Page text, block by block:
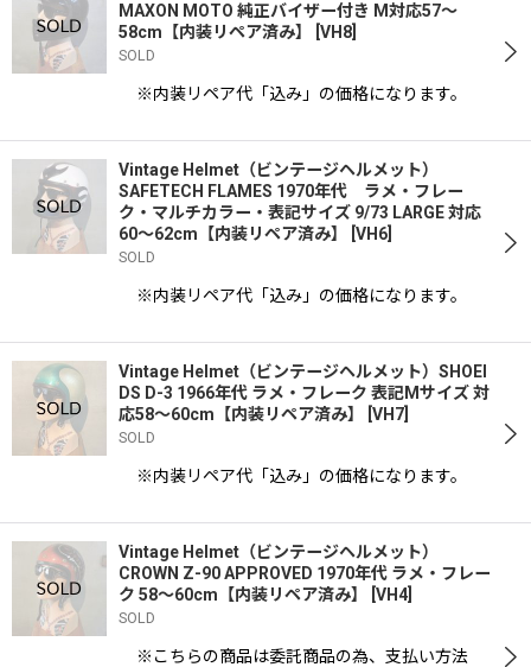
MAXON MOTO 純正バイザー付き M対応57〜
58cm【内装リペア済み】
VH8
SOLD
※内装リペア代「込み」の価格になります。
Vintage Helmet（ビンテージヘルメット）
SAFETECH FLAMES 1970年代 ラメ・フレー
ク・マルチカラー・表記サイズ 9/73 LARGE 対応
60〜62cm【内装リペア済み】
VH6
SOLD
※内装リペア代「込み」の価格になります。
Vintage Helmet（ビンテージヘルメット）SHOEI
DS D-3 1966年代 ラメ・フレーク 表記Mサイズ 対
応58〜60cm【内装リペア済み】
VH7
SOLD
※内装リペア代「込み」の価格になります。
Vintage Helmet（ビンテージヘルメット）
CROWN Z-90 APPROVED 1970年代 ラメ・フレー
ク 58〜60cm【内装リペア済み】
VH4
SOLD
※こちらの商品は委託商品の為、支払い方法